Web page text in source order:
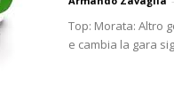
Top: Morata: Altro
e cambia la gara